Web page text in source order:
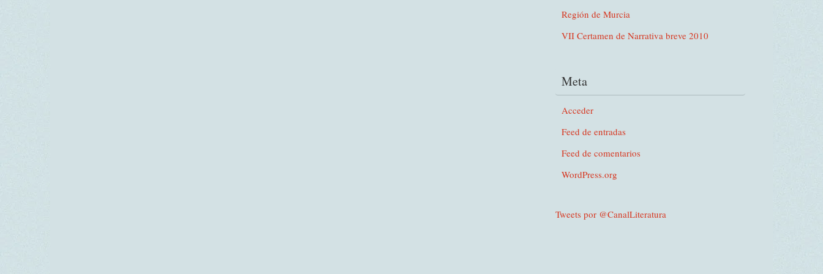
Región de Murcia
VII Certamen de Narrativa breve 2010
Meta
Acceder
Feed de entradas
Feed de comentarios
WordPress.org
Tweets por @CanalLiteratura